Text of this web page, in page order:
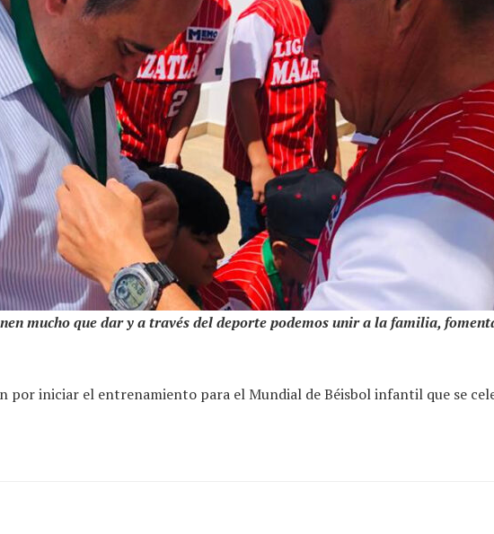
mucho que dar y a través del deporte podemos unir a la familia,
por iniciar el entrenamiento para el Mundial de Béisbol infantil que se